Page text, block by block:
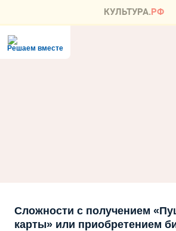
Решаем вместе
Сложности с получением
карты» или приобретением